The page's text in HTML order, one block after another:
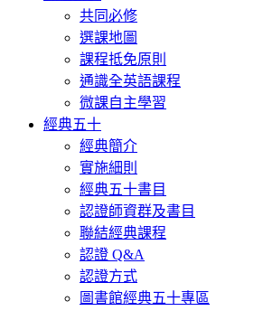
共同必修
選課地圖
課程抵免原則
通識全英語課程
微課自主學習
經典五十
經典簡介
實施細則
經典五十書目
認證師資群及書目
聯結經典課程
認證 Q&A
認證方式
圖書館經典五十專區